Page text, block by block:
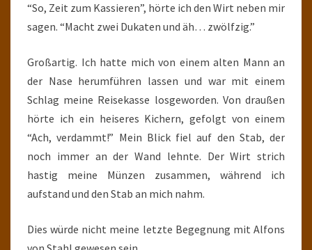
“So, Zeit zum Kassieren”, hörte ich den Wirt neben mir
sagen. “Macht zwei Dukaten und äh… zwölfzig.”
Großartig. Ich hatte mich von einem alten Mann an
der Nase herumführen lassen und war mit einem
Schlag meine Reisekasse losgeworden. Von draußen
hörte ich ein heiseres Kichern, gefolgt von einem
“Ach, verdammt!” Mein Blick fiel auf den Stab, der
noch immer an der Wand lehnte. Der Wirt strich
hastig meine Münzen zusammen, während ich
aufstand und den Stab an mich nahm.
Dies würde nicht meine letzte Begegnung mit Alfons